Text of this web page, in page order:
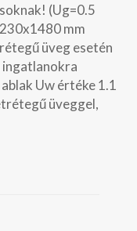
(Ug=0.5
mm
üveg esetén
ingatlanokra
Uw értéke 1.1
üveggel,